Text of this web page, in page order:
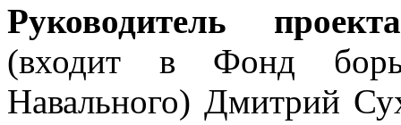
Руководитель
(входит в Фонд
Навального) Дмитрий